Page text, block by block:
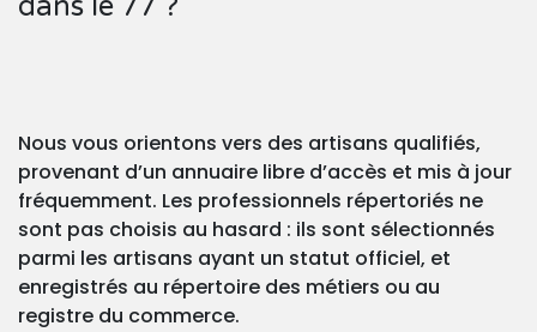
Nous vous orientons vers des artisans qualifiés,
provenant d’un annuaire libre d’accès et mis à jour
fréquemment. Les professionnels répertoriés ne
sont pas choisis au hasard : ils sont sélectionnés
parmi les artisans ayant un statut officiel, et
enregistrés au répertoire des métiers ou au
registre du commerce.